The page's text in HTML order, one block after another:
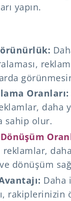
yapın.
Oranları:
daha
sahip olur.
Dönüşüm
reklamlar,
dönüşüm
Daha
rakiplerinizin